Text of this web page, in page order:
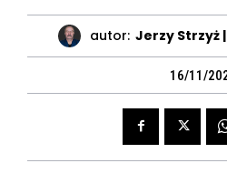
autor: Jerzy Strzyż
16/11/